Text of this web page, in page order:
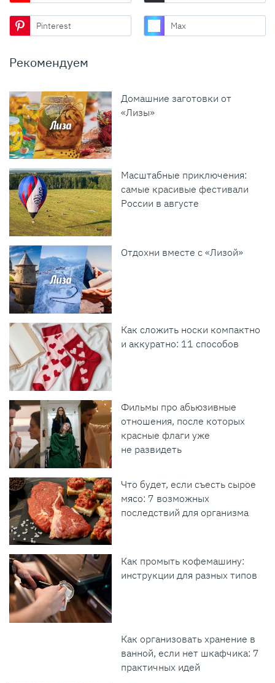
Pinterest Max
Рекомендуем
Домашние заготовки от
«Лизы»
Масштабные приключения:
самые красивые фестивали
России в августе
Отдохни вместе с «Лизой»
Как сложить носки компактно
и аккуратно: 11 способов
Фильмы про абьюзивные
отношения, после которых
красные флаги уже
не развидеть
Что будет, если съесть сырое
мясо: 7 возможных
последствий для организма
Как промыть кофемашину:
инструкции для разных типов
Как организовать хранение в
ванной, если нет шкафчика: 7
практичных идей